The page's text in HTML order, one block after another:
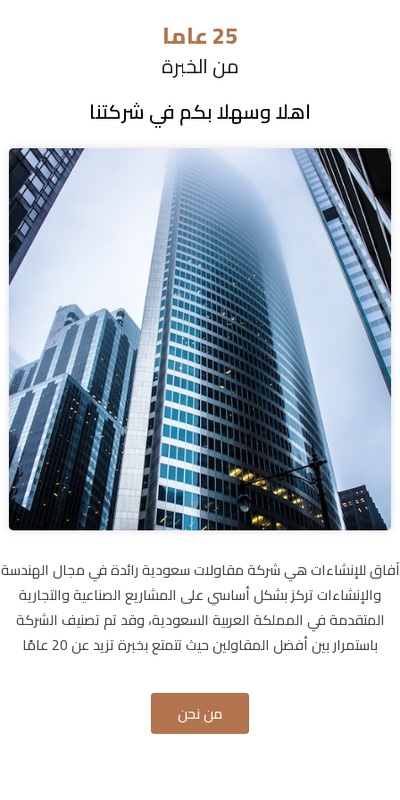
25 عاما
من الخبرة
اهلا وسهلا بكم في شركتنا
آفاق للإنشاءات هي شركة مقاولات سعودية رائدة في مجال الهندسة
والإنشاءات تركز بشكل أساسي على المشاريع الصناعية والتجارية
المتقدمة في المملكة العربية السعودية، وقد تم تصنيف الشركة
باستمرار بين أفضل المقاولين حيث تتمتع بخبرة تزيد عن 20 عامًا
من نحن